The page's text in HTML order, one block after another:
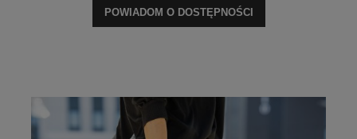
POWIADOM O DOSTĘPNOŚCI